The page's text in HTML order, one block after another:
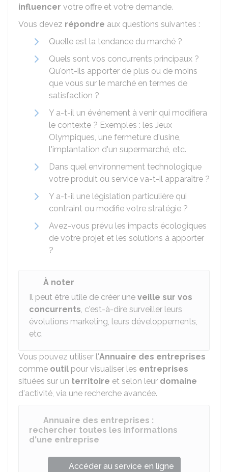
influencer votre offre et votre demande.
Vous devez répondre aux questions suivantes :
Quelle est la tendance du marché ?
Quels sont vos concurrents principaux ?
Qu'ont-ils apporter de plus ou de moins
que vous sur le marché en termes de
satisfaction ?
Y a-t-il un événement à venir qui modifiera
le contexte ? Exemples : les Jeux
Olympiques, une fermeture d'usine,
l'implantation d'un supermarché, etc.
Dans quel environnement technologique
votre produit ou service va-t-il apparaître ?
Y a-t-il une législation particulière qui
contraint ou modifie votre stratégie ?
Avez-vous prévu les impacts écologiques
de votre projet et les solutions à apporter
?
À noter
Il peut être utile de créer une veille sur vos
concurrents, c'est-à-dire surveiller leurs
évolutions marketing, leurs développements,
etc.
Vous pouvez utiliser l'Annuaire des entreprises
comme outil pour visualiser les entreprises
situées sur un territoire et selon leur domaine
d'activité, via une recherche avancée.
Annuaire des entreprises :
rechercher toutes les informations
d'une entreprise
Accéder au service en ligne